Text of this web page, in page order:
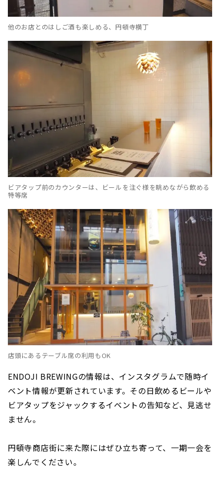
他のお店とのはしご酒も楽しめる、円頓寺横丁
ビアタップ前のカウンターは、ビールを注ぐ様を眺めながら飲める
特等席
店頭にあるテーブル席の利用もOK
ENDOJI BREWINGの情報は、インスタグラムで随時イ
ベント情報が更新されています。その日飲めるビールや
ビアタップをジャックするイベントの告知など、見逃せ
ません。
円頓寺商店街に来た際にはぜひ立ち寄って、一期一会を
楽しんでください。